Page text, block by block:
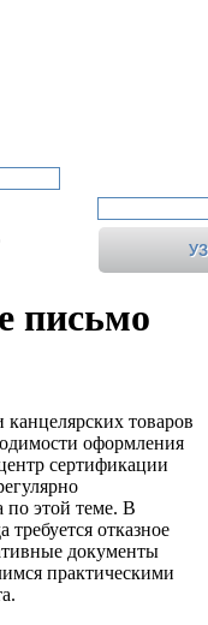
письмо
товаров
оформления
сертификации
по этой теме. В
требуется отказное
документы
практическими